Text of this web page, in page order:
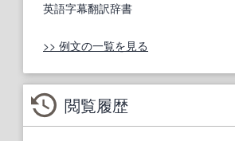
英語字幕翻訳辞書
>> 例文の一覧を見る
閲覧履歴